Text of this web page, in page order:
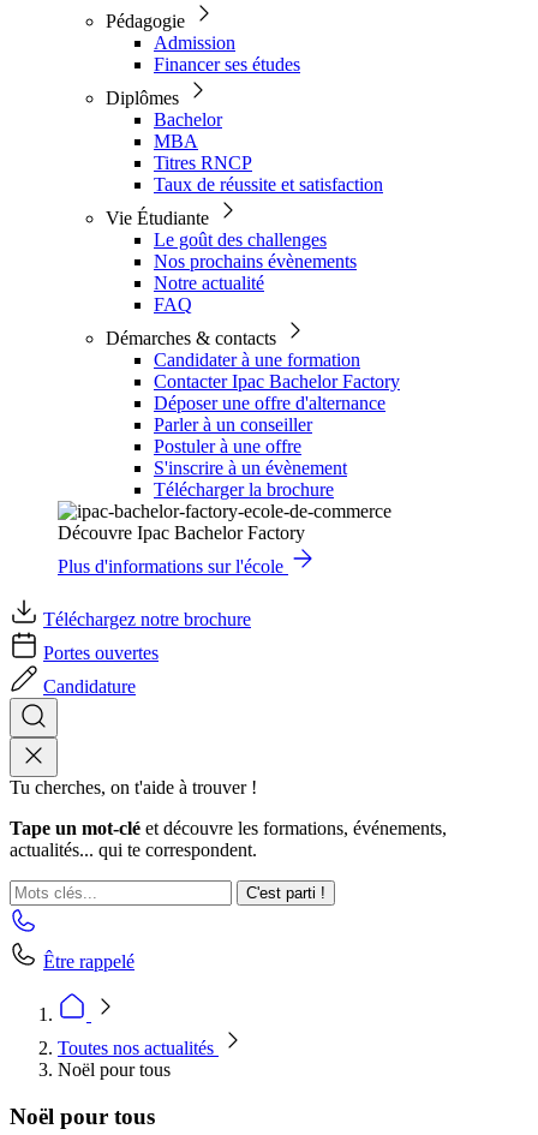
Pédagogie
Admission
Financer ses études
Diplômes
Bachelor
MBA
Titres RNCP
Taux de réussite et satisfaction
Vie Étudiante
Le goût des challenges
Nos prochains évènements
Notre actualité
FAQ
Démarches & contacts
Candidater à une formation
Contacter Ipac Bachelor Factory
Déposer une offre d'alternance
Parler à un conseiller
Postuler à une offre
S'inscrire à un évènement
Télécharger la brochure
Découvre Ipac Bachelor Factory
Plus d'informations sur l'école
Téléchargez notre brochure
Portes ouvertes
Candidature
Tu cherches, on t'aide à trouver !
Tape un mot-clé et découvre les formations, événements,
actualités... qui te correspondent.
C'est parti !
Être rappelé
Toutes nos actualités
Noël pour tous
Noël pour tous